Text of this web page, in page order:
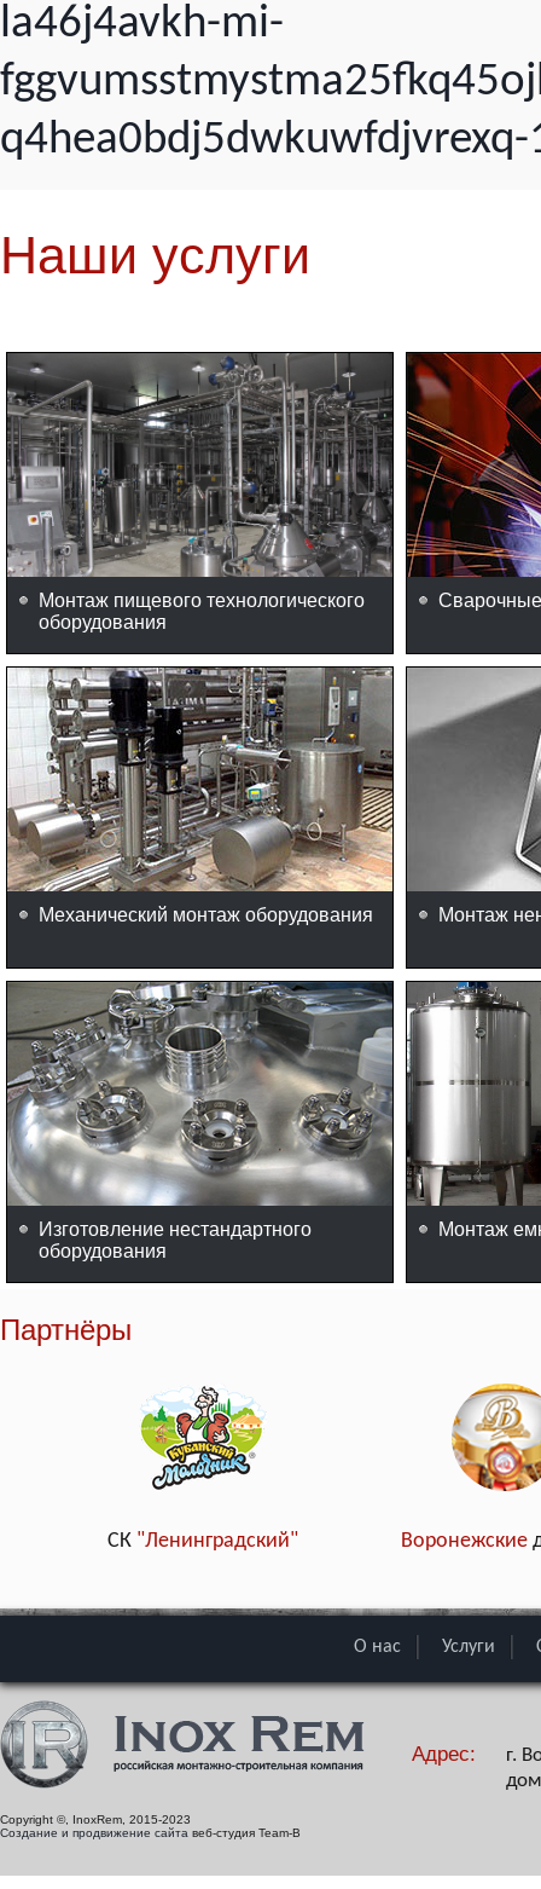
la46j4avkh-mi-
q4hea0bdj5dwkuwfdjvrexq-
Наши услуги
Монтаж пищевого технологического
оборудования
Механический монтаж оборудования Монтаж
Изготовление нестандартного
оборудования
Монтаж
Партнёры
СК "Ленинградский" Воронежские
О нас Услуги
Copyright ©, InoxRem, 2015-2023
Создание и продвижение сайта веб-студия Team-B
Адрес:
г.